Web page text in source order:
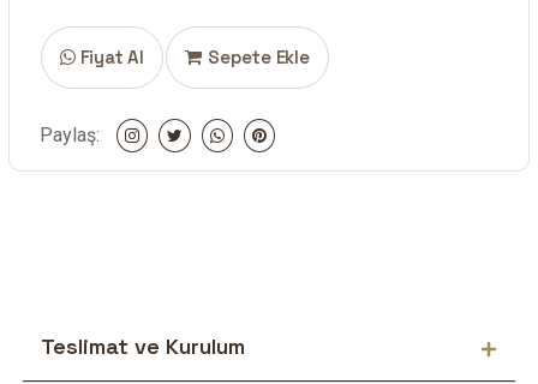
Fiyat Al Sepete Ekle
Paylaş:
Teslimat ve Kurulum